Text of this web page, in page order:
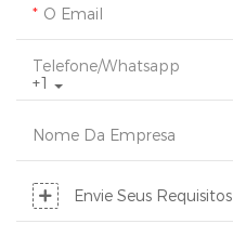
O Email
+1
Telefone/whatsapp
Nome Da Empresa
Envie Seus Requisitos